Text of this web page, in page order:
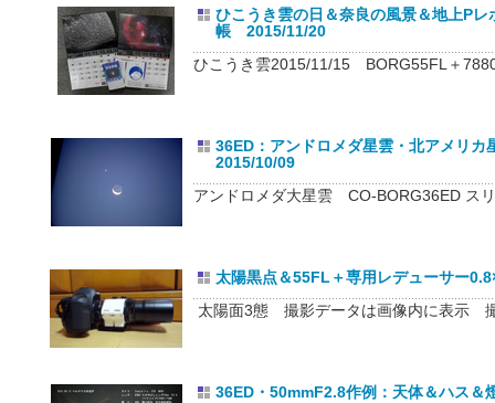
ひこうき雲の日＆奈良の風景＆地上P
帳 2015/11/20
ひこうき雲2015/11/15 BORG55FL＋
36ED：アンドロメダ星雲・北アメリ
2015/10/09
アンドロメダ大星雲 CO-BORG36ED ス
太陽黒点＆55FL＋専用レデューサー
太陽面3態 撮影データは画像内に表示
36ED・50mmF2.8作例：天体＆ハス＆